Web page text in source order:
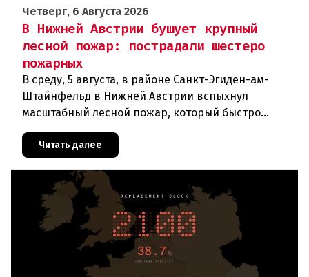
Четверг, 6 Августа 2026
В Нижней Австрии бушует крупный
лесной пожар: пострадали шестеро
пожарных
В среду, 5 августа, в районе Санкт-Эгиден-ам-
Штайнфельд в Нижней Австрии вспыхнул
масштабный лесной пожар, который быстро
В ходе тушения пострадали шесте
Читать далее